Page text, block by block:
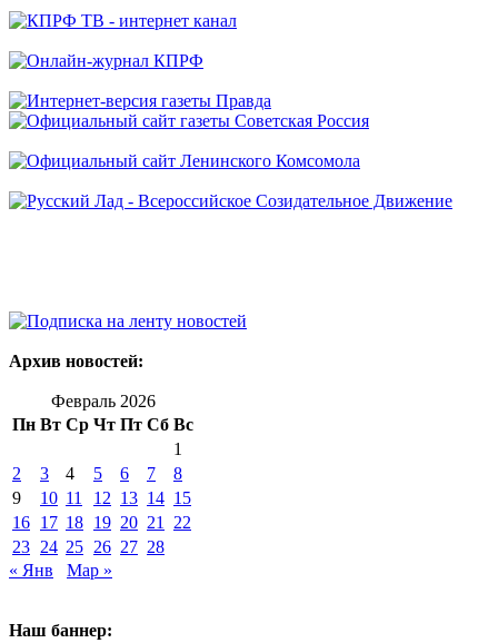
Архив новостей:
Февраль 2026
Пн Вт Ср Чт Пт Сб Вс
1
2
3 4 5 6 7
8
9
10 11 12 13 14 15
16 17 18 19 20 21
22
23 24 25 26 27 28
« Янв
Мар »
Наш баннер: